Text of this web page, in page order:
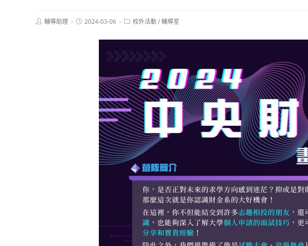
Post輔導助理
Post2024-03-06
Post校外活動/輔導室